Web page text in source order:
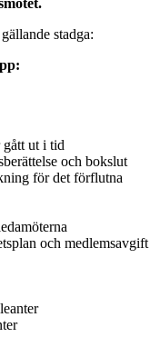
stadga:
gått ut i tid
och bokslut
för det förflutna
och medlemsavgift